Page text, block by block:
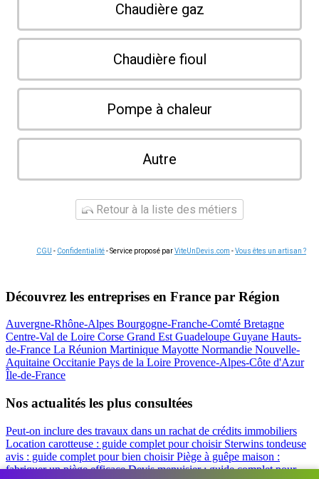
Chaudière gaz
Chaudière fioul
Pompe à chaleur
Autre
Retour à la liste des métiers
CGU - Confidentialité- Service proposé parViteUnDevis.com -Vous êtes un artisan ?
Découvrez les entreprises en France par Région
Auvergne-Rhône-Alpes Bourgogne-Franche-Comté Bretagne
Centre-Val de Loire Corse Grand EstGuadeloupe Guyane Hauts-
de-France La Réunion Martinique Mayotte Normandie Nouvelle-
Aquitaine Occitanie Pays de la Loire Provence-Alpes-Côte d'Azur
Île-de-France
Nos actualités les plus consultées
Peut-on inclure des travaux dans un rachat de crédits immobiliers
Location carotteuse : guide complet pour choisir Sterwins tondeuse
avis : guide complet pour bien choisirPiège à guêpe maison :
fabriquer un piège efficaceDevis menuisier : guide complet pour